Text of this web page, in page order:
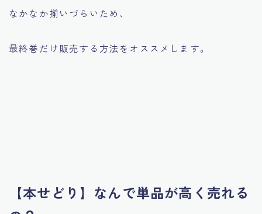
なかなか揃いづらいため、
最終巻だけ販売する方法をオススメします。
【本せどり】なんで単品が高く売れる